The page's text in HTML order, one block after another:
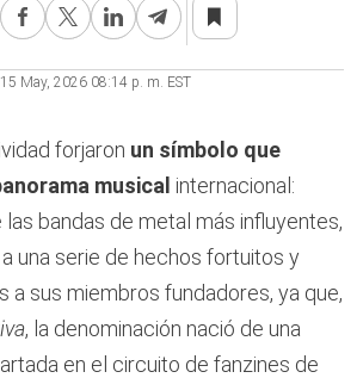
15 May, 2026 08:14 p. m. EST
forjaron un símbolo que
musical internacional:
las bandas de metal más influyentes,
una serie de hechos fortuitos y
a sus miembros fundadores, ya que,
, la denominación nació de una
en el circuito de fanzines de